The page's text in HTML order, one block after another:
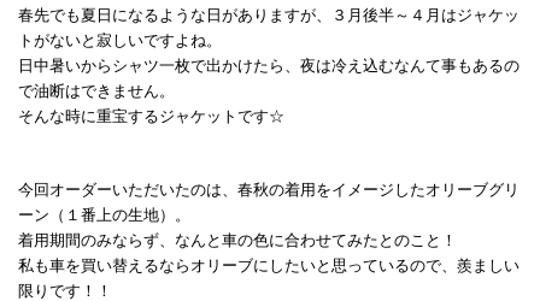
春先でも夏日になるような日がありますが、３月後半～４月はジャケッ
トがないと寂しいですよね。
日中暑いからシャツ一枚で出かけたら、夜は冷え込むなんて事もあるの
で油断はできません。
そんな時に重宝するジャケットです☆
今回オーダーいただいたのは、春秋の着用をイメージしたオリーブグリ
ーン（１番上の生地）。
着用期間のみならず、なんと車の色に合わせてみたとのこと！
私も車を買い替えるならオリーブにしたいと思っているので、羨ましい
限りです！！